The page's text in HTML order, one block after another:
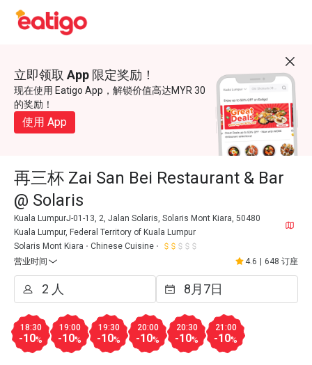
立即领取 App 限定奖励！
现在使用 Eatigo App，解锁价值高达MYR 30
的奖励！
使用 App
再三杯 Zai San Bei Restaurant & Bar
@ Solaris
Kuala LumpurJ-01-13, 2, Jalan Solaris, Solaris Mont Kiara, 50480
Kuala Lumpur, Federal Territory of Kuala Lumpur
Solaris Mont Kiara
Chinese Cuisine
营业时间
4.6 648 订座
18:30
-10%
19:00
-10%
19:30
-10%
20:00
-10%
20:30
-10%
21:00
-10%